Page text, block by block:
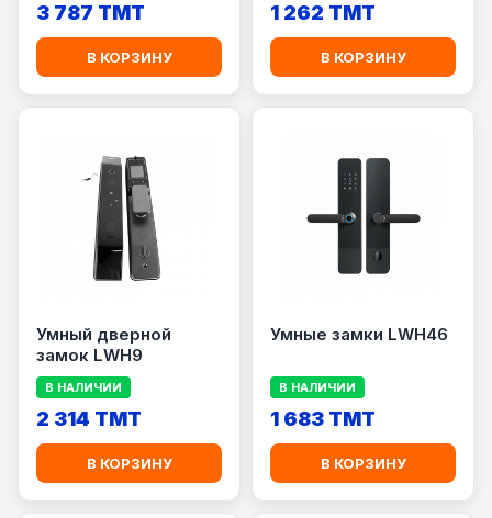
3 787 TMT
В КОРЗИНУ
1 262 TMT
В КОРЗИНУ
Умный дверной
замок LWH9
В НАЛИЧИИ
2 314 TMT
В КОРЗИНУ
Умные замки LWH46
В НАЛИЧИИ
1 683 TMT
В КОРЗИНУ